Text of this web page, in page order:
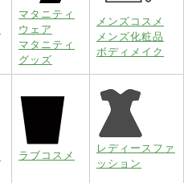
マタニティ
ウェア
マタニティ
グッズ
メンズコスメ
メンズ化粧品
ボディメイク
ラブコスメ
レディースファ
ッション